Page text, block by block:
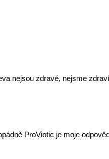
nejsou zdravé, nejsme
ProViotic je moje